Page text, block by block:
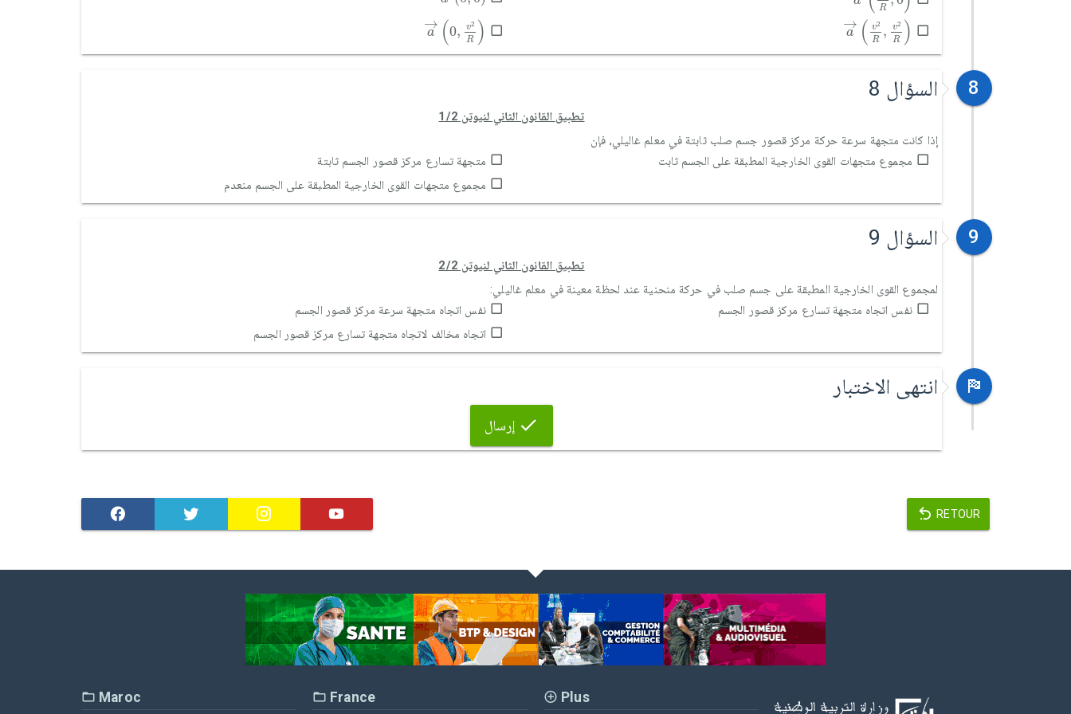
R
→
a (0, v2
R )
→0 2R →
a ( v2
R , v2
R )
→v 2 v2R
8 السؤال 8
تطبيق القانون الثاني لنيوتن 1/2
إذا كانت متجهة سرعة حركة مركز قصور جسم صلب ثابتة في معلم غاليلي, فإن
متجهة تسارع مركز قصور الجسم ثابتة
مجموع متجهات القوى الخارجية المطبقة على الجسم ثابت
مجموع متجهات القوى الخارجية المطبقة على الجسم منعدم
9 السؤال 9
تطبيق القانون الثاني لنيوتن 2/2
لمجموع القوى الخارجية المطبقة على جسم صلب في حركة منحنية عند لحظة معينة في معلم غاليلي:
نفس اتجاه متجهة سرعة مركز قصور الجسم
نفس اتجاه متجهة تسارع مركز قصور الجسم
اتجاه مخالف لاتجاه متجهة تسارع مركز قصور الجسم
انتهى الاختبار
إرسال
RETOUR
Maroc France Plus